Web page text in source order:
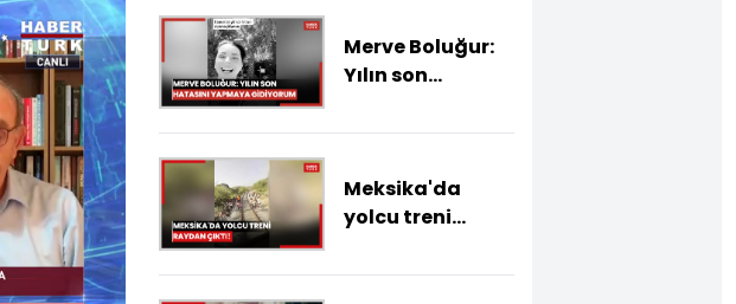
Merve Boluğur:
Yılın son
yapmaya
Meksika'da
yolcu treni